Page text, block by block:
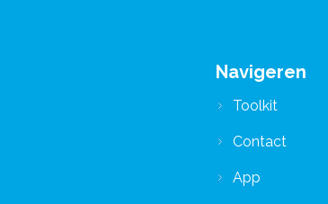
Navigeren
Toolkit
Contact
App